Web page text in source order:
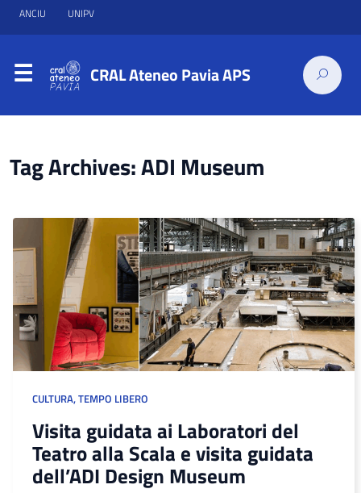
ANCIU UNIPV
CRAL Ateneo Pavia APS
Tag Archives: ADI Museum
CULTURA,TEMPO LIBERO
Visita guidata ai Laboratori del
Teatro alla Scala e visita guidata
dell’ADI Design Museum